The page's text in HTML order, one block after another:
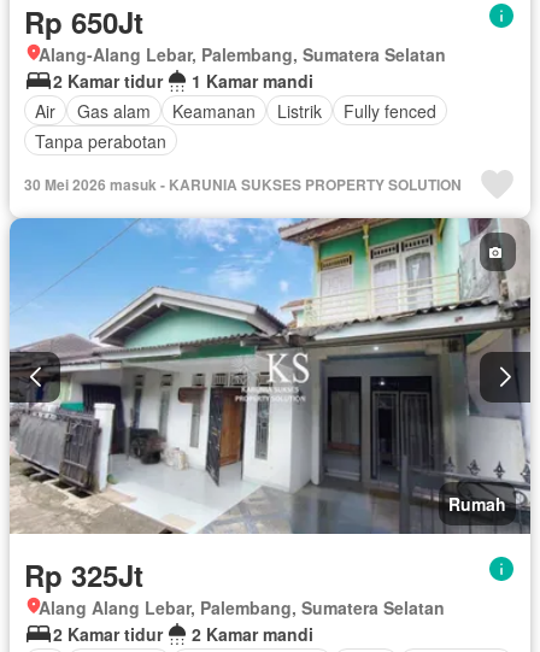
Rp 650Jt
Alang-Alang Lebar, Palembang, Sumatera Selatan
2 Kamar tidur
1 Kamar mandi
Air
Gas alam Keamanan Listrik
Fully fenced
Tanpa perabotan
30 Mei 2026 masuk - KARUNIA SUKSES PROPERTY SOLUTION
Rumah
Rp 325Jt
Alang Alang Lebar, Palembang, Sumatera Selatan
2 Kamar tidur
2 Kamar mandi